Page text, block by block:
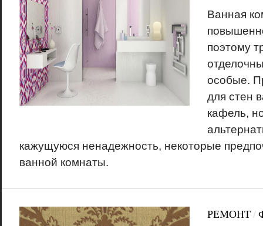
Ванная
поэтому
особые.
для стен
кафель,
кажущуюся ненадежность, некоторые
ванной комнаты.
РЕМОНТ/